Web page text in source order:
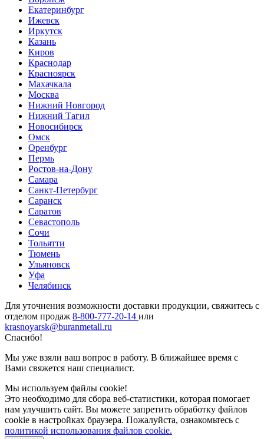
Екатеринбург
Ижевск
Иркутск
Казань
Киров
Краснодар
Красноярск
Махачкала
Москва
Нижний Новгород
Нижний Тагил
Новосибирск
Омск
Оренбург
Пермь
Ростов-на-Дону
Самара
Санкт-Петербург
Саранск
Саратов
Севастополь
Сочи
Тольятти
Тюмень
Ульяновск
Уфа
Челябинск
Для уточнения возможности доставки продукции, свяжитесь с
отделом продаж 8-800-777-20-14 или
krasnoyarsk@buranmetall.ru
Спасибо!
Мы уже взяли ваш вопрос в работу. В ближайшее время с
Вами свяжется наш специалист.
Мы используем файлы cookie!
Это необходимо для сбора веб-статистики, которая помогает
нам улучшить сайт. Вы можете запретить обработку файлов
cookie в настройках браузера. Пожалуйста, ознакомьтесь с
политикой использования файлов cookie.